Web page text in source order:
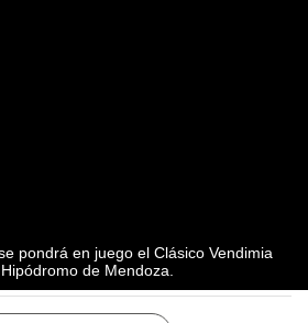
pondrá en juego el Clásico Vendimia
de Mendoza.